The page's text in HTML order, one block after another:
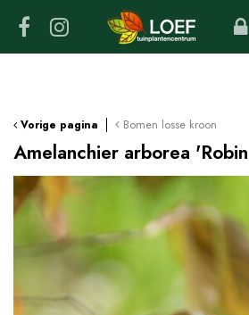
Vorige pagina Bomen losse kroon
Amelanchier arborea